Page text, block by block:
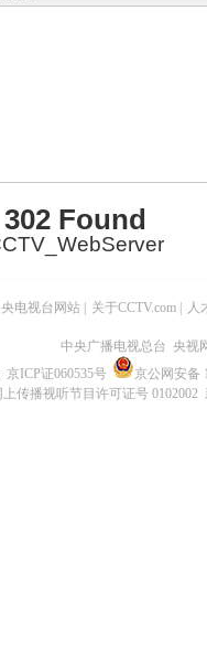
302 Found
电视台网站 | 关于CCTV.com | 人
中央广播电视总台 央视
京ICP证060535号
京公网安备
上传播视听节目许可证号 0102002